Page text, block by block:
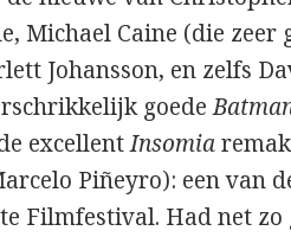
Michael Caine (die zeer
Johansson, en zelfs
goede
excellentInsomia
Piñeyro): een van
Filmfestival. Had net